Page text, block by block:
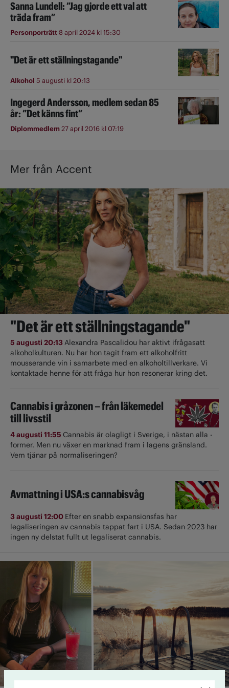
Sanna Lundell: ”Jag gjorde ett val att
träda fram”
Personporträtt8 april 2024 kl 15:30
"Det är ett ställningstagande"
Alkohol 5 augusti kl 20:13
Ingegerd Andersson, medlem sedan 85
år: ”Det känns fint”
Diplommedlem27 april 2016 kl 07:19
Mer från Accent
"Det är ett ställningstagande"
5 augusti 20:13Alexandra Pascalidou har aktivt ifrågasatt
alkoholkulturen. Nu har hon tagit fram ett alkoholfritt
mousserande vin i samarbete med en alkoholtillverkare. Vi
kontaktade henne för att fråga hur hon resonerar kring det.
Cannabis i gråzonen – från läkemedel
till livsstil
4 augusti 11:55 Cannabis är olagligt i ­Sverige, i nästan alla ­
former. Men nu växer en marknad fram i lagens gränsland.
Vem tjänar på normaliseringen?
Avmattning i USA:s cannabisvåg
3 augusti 12:00 Efter en snabb expansionsfas har
legaliseringen av cannabis tappat fart i USA. Sedan 2023 har
ingen ny delstat fullt ut ­legaliserat cannabis.